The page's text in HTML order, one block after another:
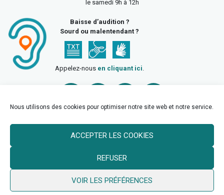
Nous utilisons des cookies pour optimiser notre site web et notre service.
ACCEPTER LES COOKIES
REFUSER
VOIR LES PRÉFÉRENCES
le samedi 9h à 12h
Baisse d’audition ?
Sourd ou malentendant ?
Appelez-nous en cliquant ici.
© 2026 Ville de Billy Berclau —neoweb.fr